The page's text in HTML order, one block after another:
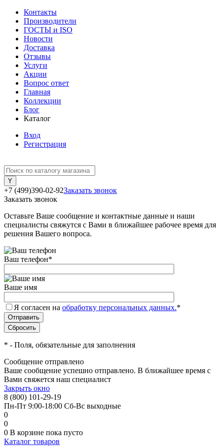
Контакты
Производители
ГОСТЫ и ISO
Новости
Доставка
Отзывы
Услуги
Акции
Вопрос ответ
Главная
Коллекции
Блог
Каталог
Вход
Регистрация
+7 (499)390-02-92Заказать звонок
Заказать звонок
Оставьте Ваше сообщение и контактные данные и наши
специалисты свяжутся с Вами в ближайшее рабочее время для
решения Вашего вопроса.
Ваш телефон*
Ваше имя
Я согласен на обработку персональных данных.*
* - Поля, обязательные для заполнения
Сообщение отправлено
Ваше сообщение успешно отправлено. В ближайшее время с
Вами свяжется наш специалист
Закрыть окно
8 (800) 101-29-19
Пн-Пт 9:00-18:00 Сб-Вс выходные
0
0
0 В корзине пока пусто
Каталог товаров